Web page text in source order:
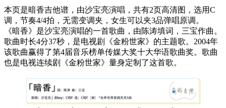
本页是暗香吉他谱，由沙宝亮演唱，共有2页高清图，选用C
调，节奏4/4拍，无需变调夹，女生可以夹3品弹唱原调。
《暗香》是沙宝亮演唱的一首歌曲，由陈涛填词，三宝作曲。
歌曲时长4分37秒，是电视剧《金粉世家》的主题歌。2004年
该歌曲赢得了第4届音乐榜单传媒大奖十大华语歌曲奖。歌曲
也是电视连续剧《金粉世家》量身定制了这首歌。